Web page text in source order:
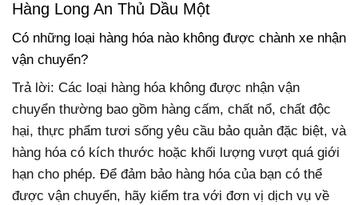
Hàng Long An Thủ Dầu Một
Có những loại hàng hóa nào không được chành xe nhận
vận chuyển?
Trả lời: Các loại hàng hóa không được nhận vận
chuyển thường bao gồm hàng cấm, chất nổ, chất độc
hại, thực phẩm tươi sống yêu cầu bảo quản đặc biệt, và
hàng hóa có kích thước hoặc khối lượng vượt quá giới
hạn cho phép. Để đảm bảo hàng hóa của bạn có thể
được vận chuyển, hãy kiểm tra với đơn vị dịch vụ về